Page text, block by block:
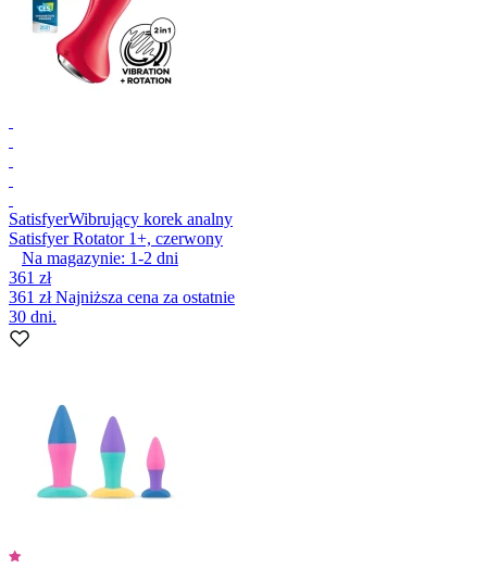
SatisfyerWibrujący korek analny
Satisfyer Rotator 1+, czerwony
Na magazynie: 1-2 dni
361 zł
361 złNajniższa cena za ostatnie
30 dni.